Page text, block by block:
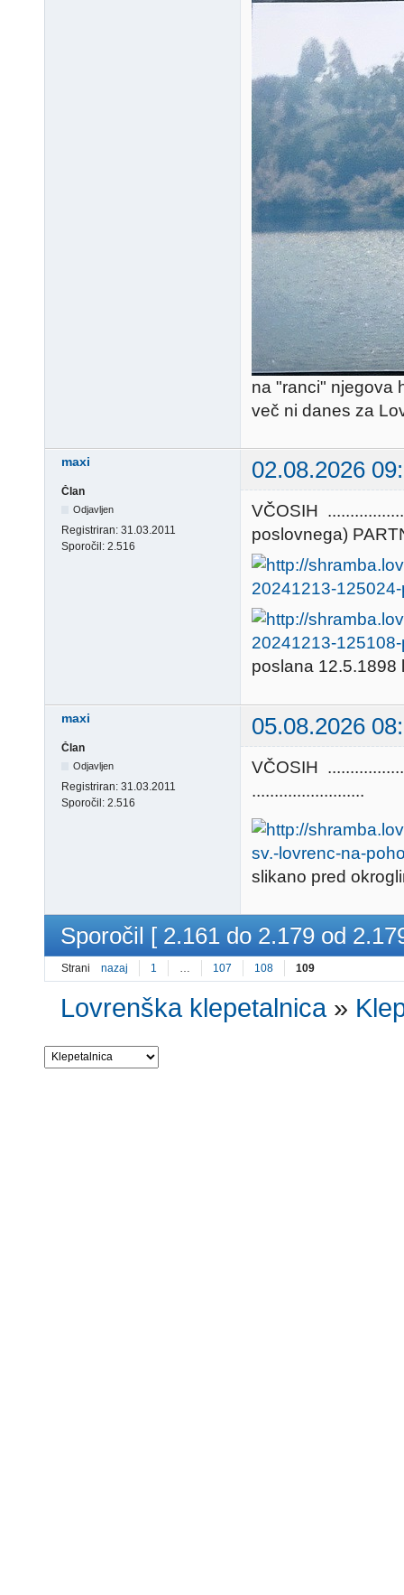
na "ranci" njegova
več ni danes za
maxi 02.08.2026
Član
Odjavljen
Registriran: 31.03.2011
Sporočil: 2.516
VČOSIH
poslovnega)
poslana 12.5.1898
maxi 05.08.2026
Član
Odjavljen
Registriran: 31.03.2011
Sporočil: 2.516
VČOSIH
.........................
slikano pred
Sporočil [ 2.161 do 2.179 od
Strani nazaj 1 … 107 108 109
Lovrenška klepetalnica »